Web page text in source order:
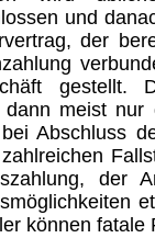
und
der
gestellt.
dann meist nur
Abschluss
der
können fatale